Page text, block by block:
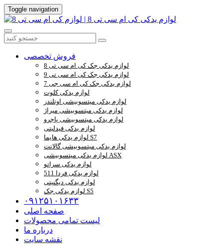
Toggle navigation
فروش تخصصی
لوازم یدکی جک کی ام سی تی 8
لوازم یدکی جک کی ام سی تی 9
لوازم یدکی جک کی ام سی جی 7
لوازم یدکی کلوت
لوازم یدکی میتسوبیشی اوتلندر
لوازم یدکی میتسوبیشی میراژ
لوازم یدکی میتسوبیشی پاجرو
لوازم یدکی فیدلیتی
لوازم یدکی هایما S7
لوازم یدکی میتسوبیشی گالانت
لوازم یدکی میتسوبیشی ASX
لوازم یدکی سراتو
لوازم یدکی فردا 511
لوازم یدکی دیگنیتی
لوازم یدکی جک S5
۰۹۱۲۵۱۰۱۶۳۳
صفحه اصلی
لیست تمامی محصولات
درباره ما
نقشه سایت